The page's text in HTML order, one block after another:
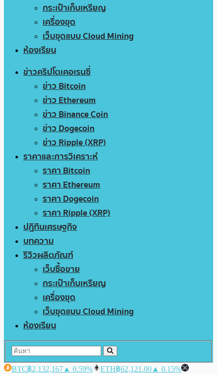
กระเป๋าเก็บเหรียญ
เครื่องขุด
เว็บขุดแบบ Cloud Mining
ห้องเรียน
ข่าวคริปโตเคอเรนซี่
ข่าว Bitcoin
ข่าว Ethereum
ข่าว Binance Coin
ข่าว Dogecoin
ข่าว Ripple (XRP)
ราคาและการวิเคราะห์
ราคา Bitcoin
ราคา Ethereum
ราคา Dogecoin
ราคา Ripple (XRP)
ปฏิทินเศรษฐกิจ
บทความ
รีวิวผลิตภัณฑ์
เว็บซื้อขาย
กระเป๋าเก็บเหรียญ
เครื่องขุด
เว็บขุดแบบ Cloud Mining
ห้องเรียน
BTC฿2,132,167 ▲ 0.59% ETH฿62,121.00 ▲ 0.15%